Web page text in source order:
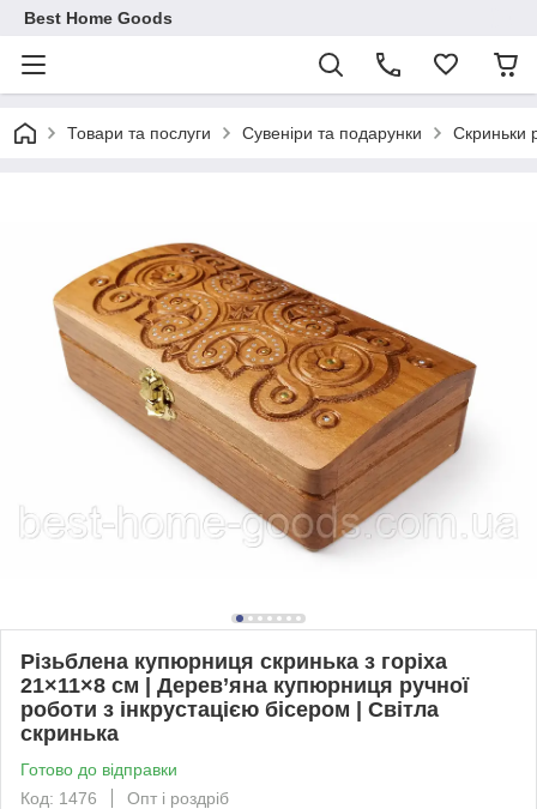
Best Home Goods
Товари та послуги Сувеніри та подарунки Скриньки
Різьблена купюрниця скринька з горіха
21×11×8 см | Дерев’яна купюрниця ручної
роботи з інкрустацією бісером | Світла
скринька
Готово до відправки
Код: 1476
Опт і роздріб